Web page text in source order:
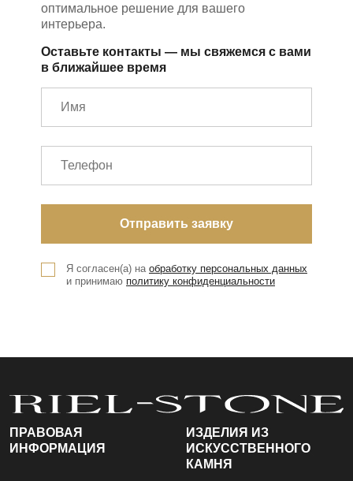
оптимальное решение для вашего
интерьера.
Оставьте контакты — мы свяжемся с вами
в ближайшее время
Я согласен(а) на обработку персональных данных
и принимаю политику конфиденциальности
ПРАВОВАЯ
ИНФОРМАЦИЯ
ИЗДЕЛИЯ ИЗ
ИСКУССТВЕННОГО
КАМНЯ